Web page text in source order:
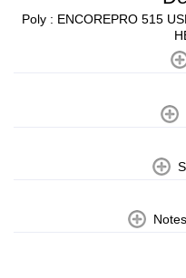
Poly : ENCOREPRO 515